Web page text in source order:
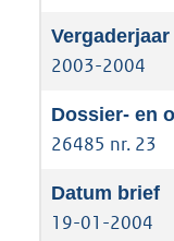
2003-2004
26485 nr. 23
19-01-2004